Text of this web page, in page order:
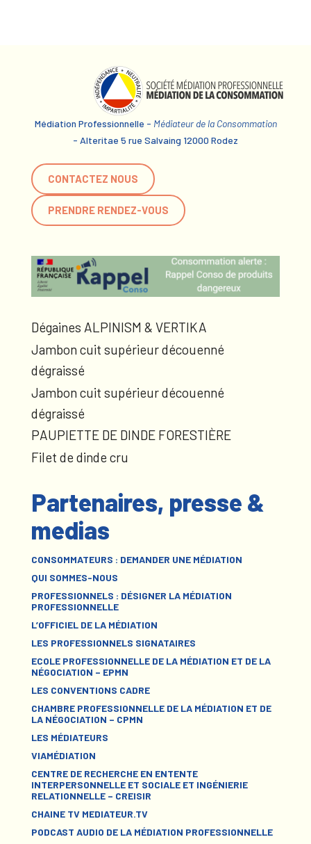
Médiation Professionnelle - Médiateur de la Consommation
- Alteritae 5 rue Salvaing 12000 Rodez
CONTACTEZ NOUS
PRENDRE RENDEZ-VOUS
Dégaines ALPINISM & VERTIKA
Jambon cuit supérieur découenné
dégraissé
Jambon cuit supérieur découenné
dégraissé
PAUPIETTE DE DINDE FORESTIÈRE
Filet de dinde cru
Partenaires, presse &
medias
CONSOMMATEURS : DEMANDER UNE MÉDIATION
QUI SOMMES-NOUS
PROFESSIONNELS : DÉSIGNER LA MÉDIATION
PROFESSIONNELLE
L’OFFICIEL DE LA MÉDIATION
LES PROFESSIONNELS SIGNATAIRES
ECOLE PROFESSIONNELLE DE LA MÉDIATION ET DE LA
NÉGOCIATION – EPMN
LES CONVENTIONS CADRE
CHAMBRE PROFESSIONNELLE DE LA MÉDIATION ET DE
LA NÉGOCIATION – CPMN
LES MÉDIATEURS
VIAMÉDIATION
CENTRE DE RECHERCHE EN ENTENTE
INTERPERSONNELLE ET SOCIALE ET INGÉNIERIE
RELATIONNELLE – CREISIR
CHAINE TV MEDIATEUR.TV
PODCAST AUDIO DE LA MÉDIATION PROFESSIONNELLE